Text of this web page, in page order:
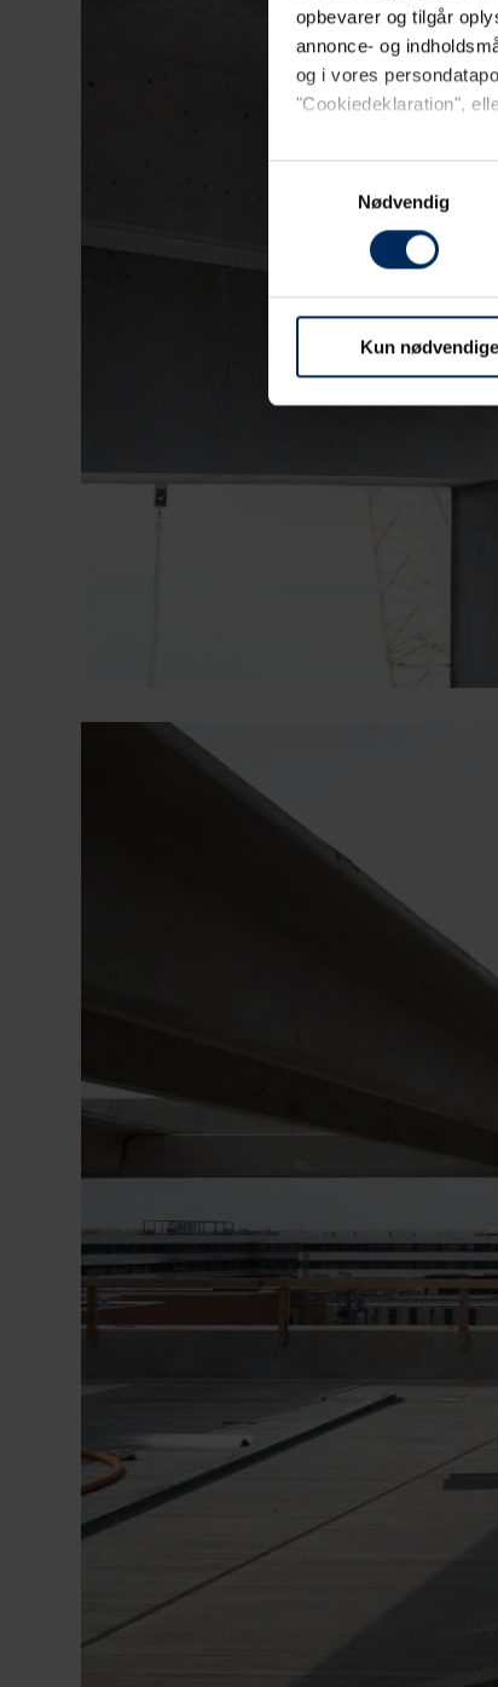
opbevarer og tilgår
annonce- og
og i vores
"Cookiedeklaration",
Dine valg anvendes på
opdage
Nødvendig
Kun